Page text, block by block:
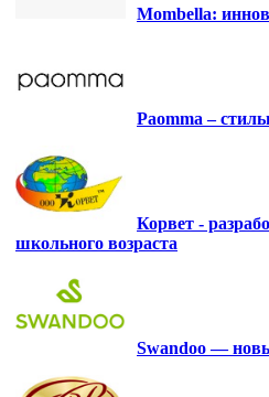
Mombella:
Paomma –
Корвет -
школьного возраста
Swandoo —